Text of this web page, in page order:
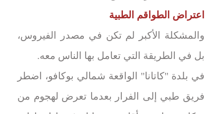
اعتراض الطواقم الطبية
والمشكلة الأكبر لم تكن في مصدر الفيروس،
بل في الطريقة التي تعامل بها الناس معه.
في بلدة "كاتانا" الواقعة شمالي بوكافو، اضطر
فريق طبي إلى الفرار بعدما تعرض لهجوم من